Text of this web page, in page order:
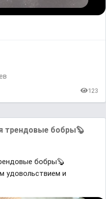
123
трендовые бобры🦫
бобры🦫
удовольствием и